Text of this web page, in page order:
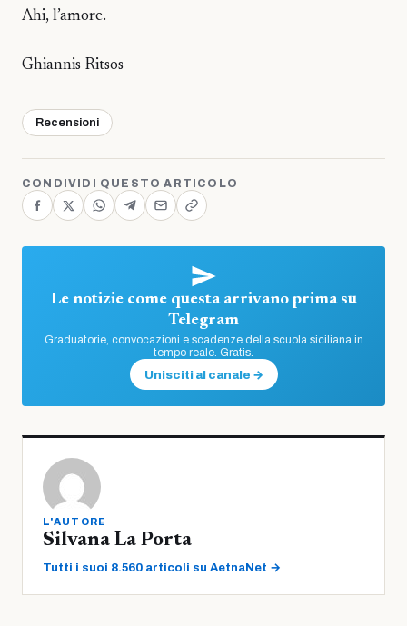
Ahi, l’amore.
Ghiannis Ritsos
Recensioni
CONDIVIDI QUESTO ARTICOLO
Le notizie come questa arrivano prima su
Telegram
Graduatorie, convocazioni e scadenze della scuola siciliana in
tempo reale. Gratis.
Unisciti al canale →
L'AUTORE
Silvana La Porta
Tutti i suoi 8.560 articoli su AetnaNet →